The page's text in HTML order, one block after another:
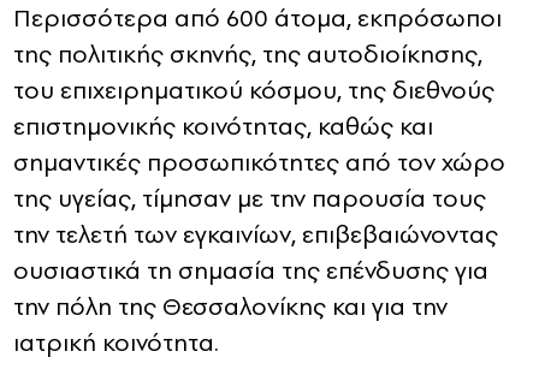
Περισσότερα από 600 άτομα, εκπρόσωποι
της πολιτικής σκηνής, της αυτοδιοίκησης,
του επιχειρηματικού κόσμου, της διεθνούς
επιστημονικής κοινότητας, καθώς και
σημαντικές προσωπικότητες από τον χώρο
της υγείας, τίμησαν με την παρουσία τους
την τελετή των εγκαινίων, επιβεβαιώνοντας
ουσιαστικά τη σημασία της επένδυσης για
την πόλη της Θεσσαλονίκης και για την
ιατρική κοινότητα.